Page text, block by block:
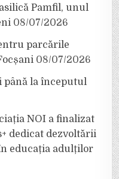
Pamfil, unul
08/07/2026
parcările
08/07/2026
până la începutul
NOI a finalizat
dedicat dezvoltării
educația adulților